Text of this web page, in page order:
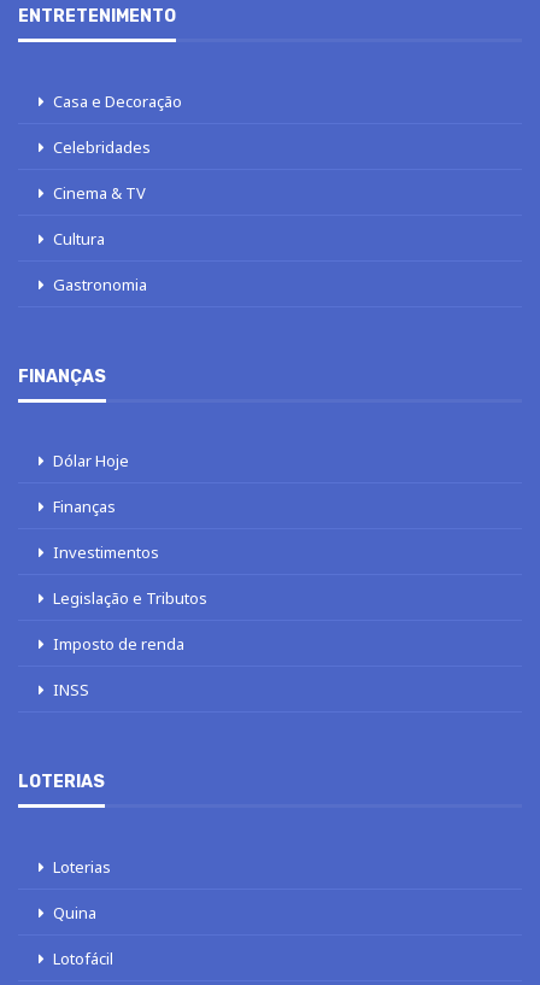
ENTRETENIMENTO
Casa e Decoração
Celebridades
Cinema & TV
Cultura
Gastronomia
FINANÇAS
Dólar Hoje
Finanças
Investimentos
Legislação e Tributos
Imposto de renda
INSS
LOTERIAS
Loterias
Quina
Lotofácil